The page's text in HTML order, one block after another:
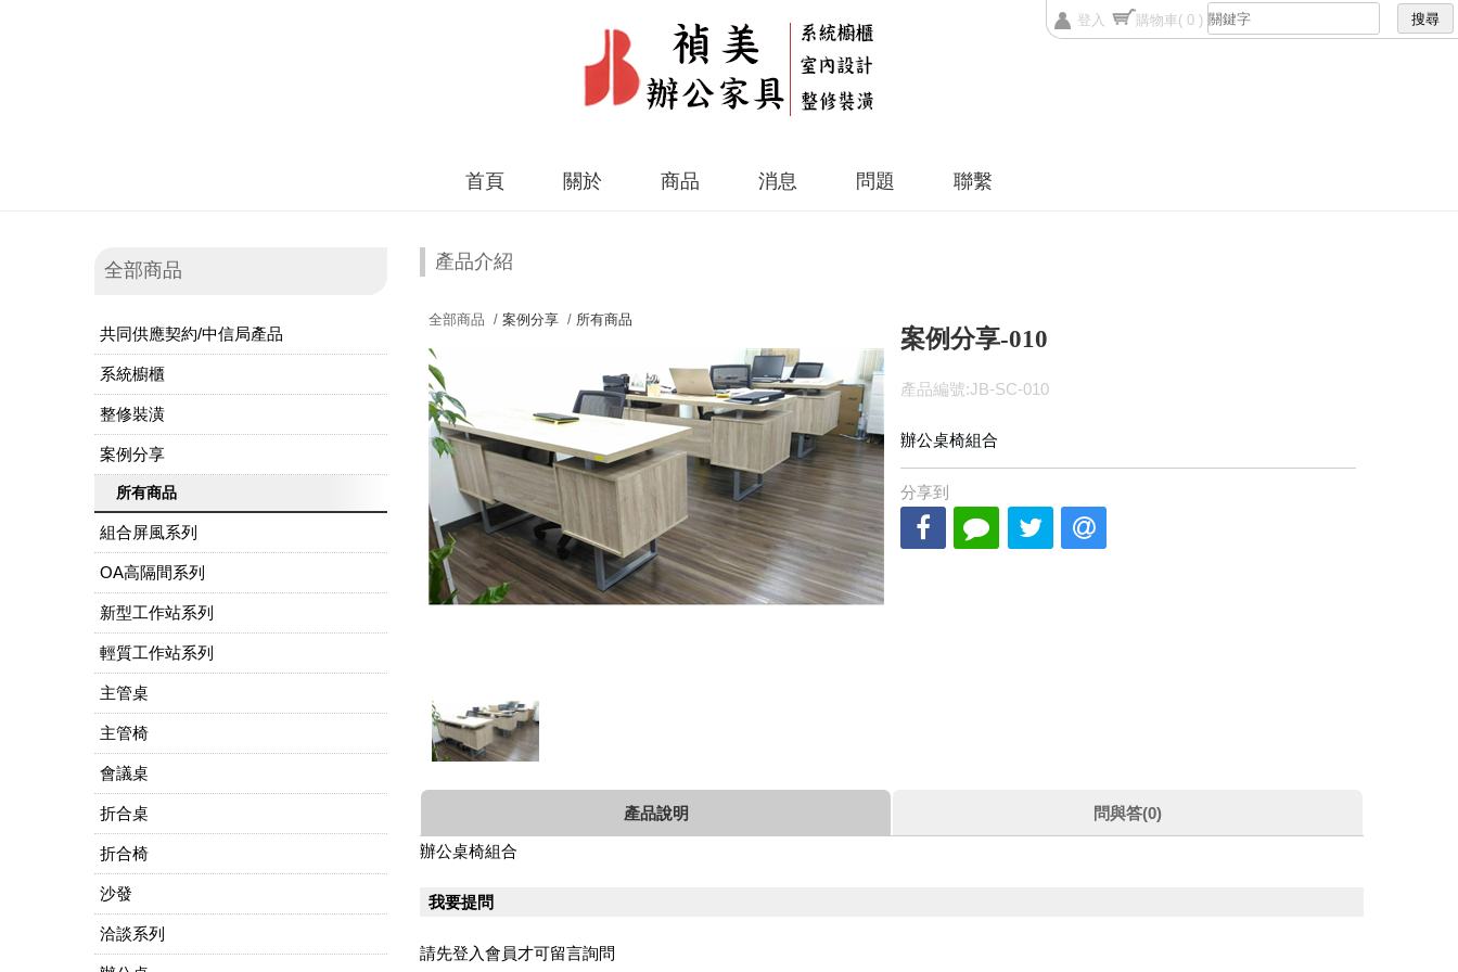
登入 購物車( 0 )
首頁 關於 商品 消息 問題 聯繫
全部商品
共同供應契約/中信局產品
系統櫥櫃
整修裝潢
案例分享
所有商品
組合屏風系列
OA高隔間系列
新型工作站系列
輕質工作站系列
主管桌
主管椅
會議桌
折合桌
折合椅
沙發
洽談系列
產品介紹
全部商品 / 案例分享/ 所有商品
案例分享-010
產品編號:JB-SC-010
辦公桌椅組合
分享到
產品說明 問與答(0)
辦公桌椅組合
我要提問
請先登入會員才可留言詢問